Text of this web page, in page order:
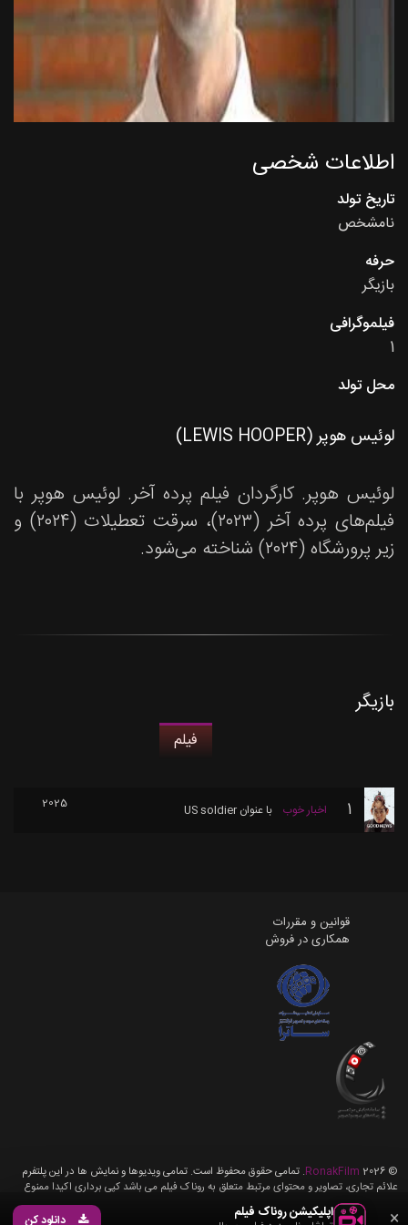
اطلاعات شخصی
تاریخ تولد
نامشخص
حرفه
بازیگر
فیلموگرافی
1
محل تولد
لوئیس هوپر (LEWIS HOOPER)
لوئیس هوپر. کارگردان فیلم پرده آخر. لوئیس هوپر با
فیلم‌های پرده آخر (۲۰۲۳)، سرقت تعطیلات (۲۰۲۴) و
زیر پرورشگاه (۲۰۲۴) شناخته می‌شود.
بازیگر
فیلم
1 اخبار خوب با عنوان US soldier
2025
قوانین و مقررات
همکاری در فروش
©
2026
RonakFilm. تمامی حقوق محفوظ است. تمامی ویدیوها و نمایش ها در این پلتفرم
علائم تجاری، تصاویر و محتوای مرتبط متعلق به روناک فیلم می باشد کپی برداری اکیدا ممنوع
می باشد، تمامی حقوق برای روناک فیلم محفوظ می باشد.
× اپلیکیشن روناک فیلم دانلود کن